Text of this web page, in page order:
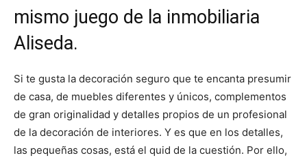
mismo juego de la inmobiliaria
Aliseda.
Si te gusta la decoración seguro que te encanta presumir
de casa, de muebles diferentes y únicos, complementos
de gran originalidad y detalles propios de un profesional
de la decoración de interiores. Y es que en los detalles,
las pequeñas cosas, está el quid de la cuestión. Por ello,